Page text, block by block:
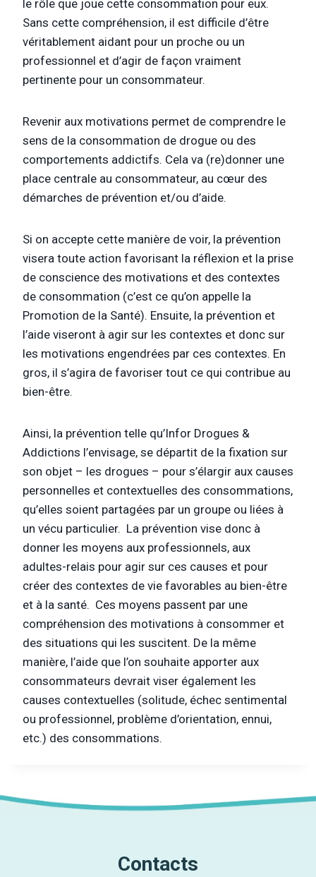
le rôle que joue cette consommation pour eux.
Sans cette compréhension, il est difficile d’être
véritablement aidant pour un proche ou un
professionnel et d’agir de façon vraiment
pertinente pour un consommateur.
Revenir aux motivations permet de comprendre le
sens de la consommation de drogue ou des
comportements addictifs. Cela va (re)donner une
place centrale au consommateur, au cœur des
démarches de prévention et/ou d’aide.
Si on accepte cette manière de voir, la prévention
visera toute action favorisant la réflexion et la prise
de conscience des motivations et des contextes
de consommation (c’est ce qu’on appelle la
Promotion de la Santé). Ensuite, la prévention et
l’aide viseront à agir sur les contextes et donc sur
les motivations engendrées par ces contextes. En
gros, il s’agira de favoriser tout ce qui contribue au
bien-être.
Ainsi, la prévention telle qu’Infor Drogues &
Addictions l’envisage, se départit de la fixation sur
son objet – les drogues – pour s’élargir aux causes
personnelles et contextuelles des consommations,
qu’elles soient partagées par un groupe ou liées à
un vécu particulier. La prévention vise donc à
donner les moyens aux professionnels, aux
adultes-relais pour agir sur ces causes et pour
créer des contextes de vie favorables au bien-être
et à la santé. Ces moyens passent par une
compréhension des motivations à consommer et
des situations qui les suscitent. De la même
manière, l’aide que l’on souhaite apporter aux
consommateurs devrait viser également les
causes contextuelles (solitude, échec sentimental
ou professionnel, problème d’orientation, ennui,
etc.) des consommations.
Contacts